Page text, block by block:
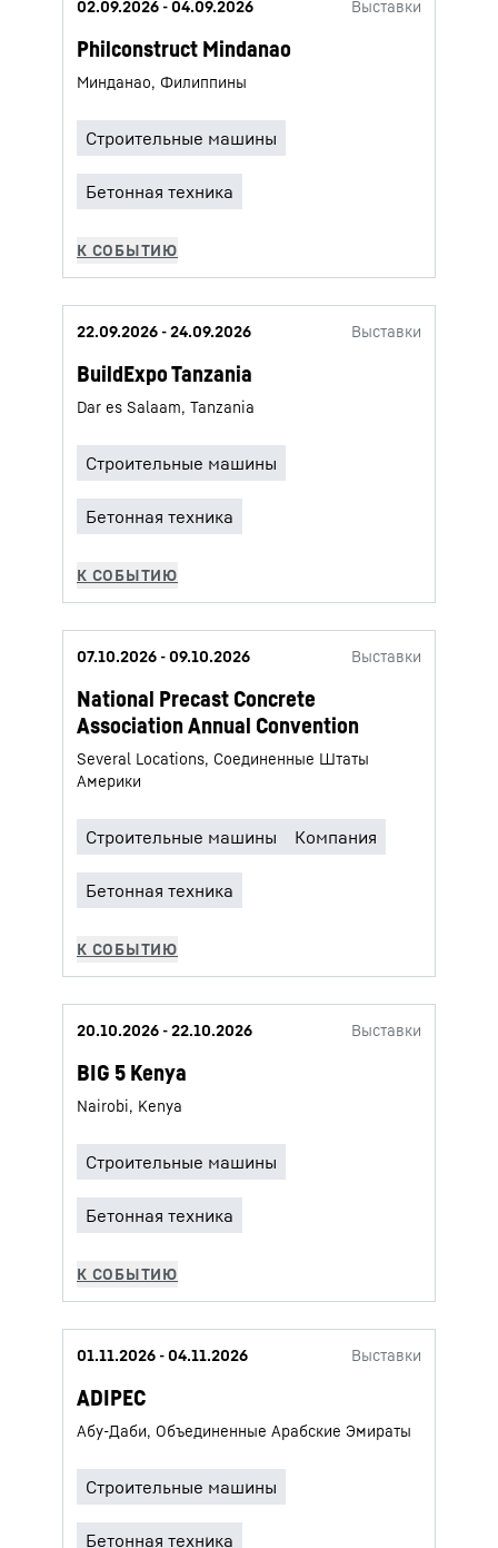
02.09.2026 - 04.09.2026 Выставки
Philconstruct Mindanao
Минданао, Филиппины
22.09.2026 - 24.09.2026 Выставки
BuildExpo Tanzania
Dar es Salaam, Tanzania
07.10.2026 - 09.10.2026 Выставки
National Precast Concrete
Association Annual Convention
Several Locations, Соединенные Штаты
Америки
20.10.2026 - 22.10.2026 Выставки
BIG 5 Kenya
Nairobi, Kenya
01.11.2026 - 04.11.2026 Выставки
ADIPEC
Абу-Даби, Объединенные Арабские Эмираты